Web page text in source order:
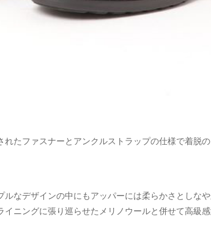
れたファスナーとアンクルストラップの仕様で着脱
ルなデザインの中にもアッパーには柔らかさとしな
ニングに張り巡らせたメリノウールと併せて高級感